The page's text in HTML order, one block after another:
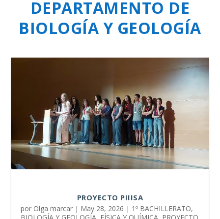
DEPARTAMENTO DE
BIOLOGÍA Y GEOLOGÍA
PROYECTO PIIISA
por Olga marcar | May 28, 2026 | 1º BACHILLERATO,